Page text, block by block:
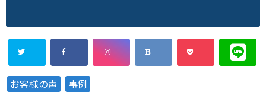
お客様の声 事例